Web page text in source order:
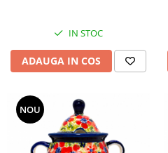
IN STOC
ADAUGA IN COS
NOU